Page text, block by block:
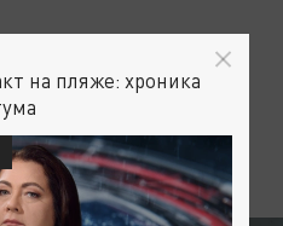
на пляже: хроника